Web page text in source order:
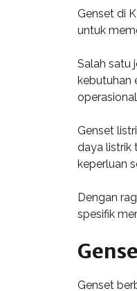
Genset di
untuk
Salah satu
kebutuhan
Genset
daya listrik
keperluan
Dengan
spesifik
Genset